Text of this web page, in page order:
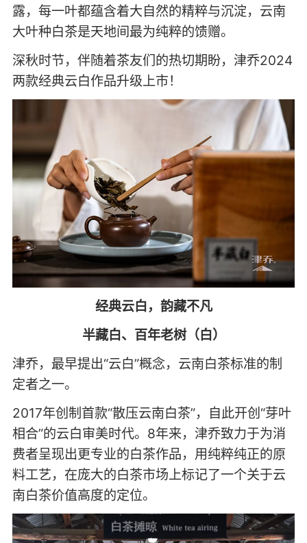
露，每一叶都蕴含着大自然的精粹与沉淀，云南
大叶种白茶是天地间最为纯粹的馈赠。
深秋时节，伴随着茶友们的热切期盼，津乔2024
两款经典云白作品升级上市！
经典云白，韵藏不凡
半藏白、百年老树（白）
津乔，最早提出“云白”概念，云南白茶标准的制
定者之一。
2017年创制首款“散压云南白茶”，自此开创“芽叶
相合”的云白审美时代。8年来，津乔致力于为消
费者呈现出更专业的白茶作品，用纯粹纯正的原
料工艺，在庞大的白茶市场上标记了一个关于云
南白茶价值高度的定位。